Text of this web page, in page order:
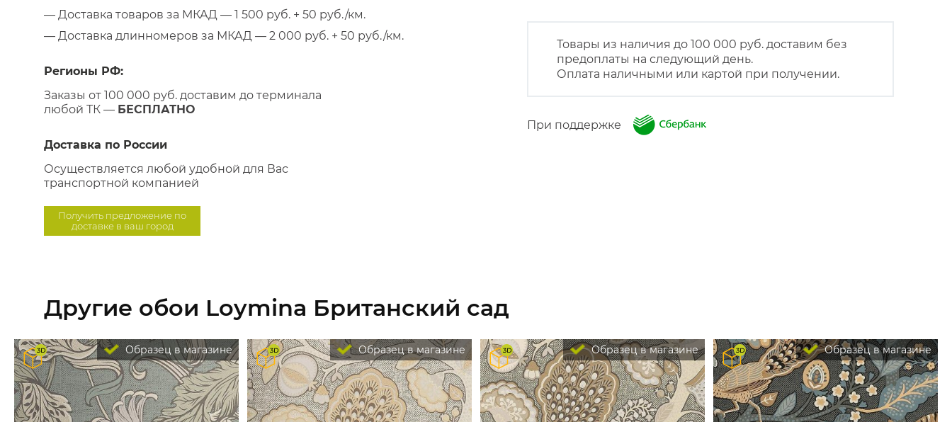
— Доставка товаров за МКАД — 1 500 руб. + 50 руб./км.
— Доставка длинномеров за МКАД — 2 000 руб. + 50 руб./км.
Регионы РФ:
Заказы от 100 000 руб. доставим до терминала
любой ТК — БЕСПЛАТНО
Доставка по России
Осуществляется любой удобной для Вас
транспортной компанией
Получить предложение по
доставке в ваш город
Товары из наличия до 100 000 руб. доставим без
предоплаты на следующий день.
Оплата наличными или картой при получении.
При поддержке
Другие обои Loymina Британский сад
Образец в магазине Образец в магазине Образец в магазине Образец в магазине